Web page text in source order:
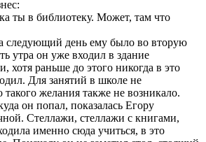
ты в библиотеку. Может, там что
следующий день ему было во вторую
утра он уже входил в здание
хотя раньше до этого никогда в это
Для занятий в школе не
такого желания также не возникало.
он попал, показалась Егору
Стеллажи, стеллажи с книгами,
именно сюда учиться, в это